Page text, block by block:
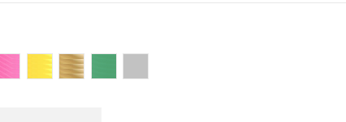
GIALLOORO